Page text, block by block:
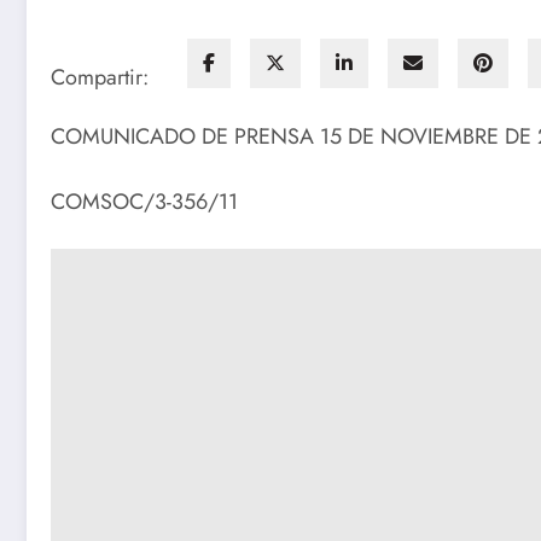
Compartir:
COMUNICADO DE PRENSA 15 DE NOVIEMBRE DE
COMSOC/3-356/11